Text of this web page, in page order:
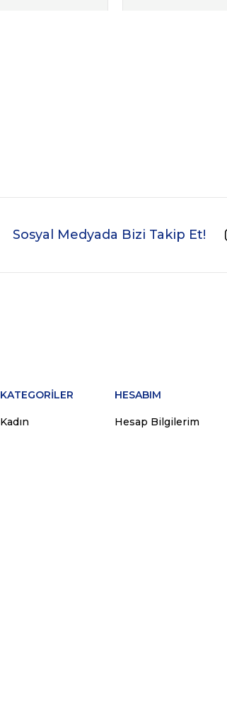
Sosyal Medyada Bizi Takip Et!
KATEGORİLER
Kadın
HESABIM
Hesap Bilgilerim